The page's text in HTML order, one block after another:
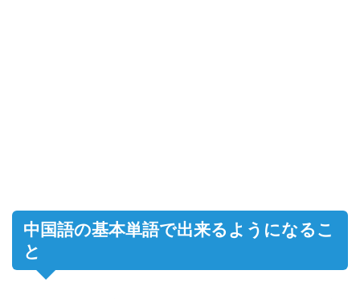
中国語の基本単語で出来るようになるこ
と